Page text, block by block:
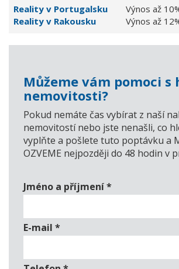
Reality v Portugalsku
Výnos až
Reality v Rakousku
Výnos až
Můžeme vám pomoci s
nemovitosti?
Pokud nemáte čas vybírat z naší
nemovitostí nebo jste nenašli, co
vyplňte a pošlete tuto poptávku a
OZVEME nejpozději do 48 hodin v
Jméno a příjmení*
E-mail *